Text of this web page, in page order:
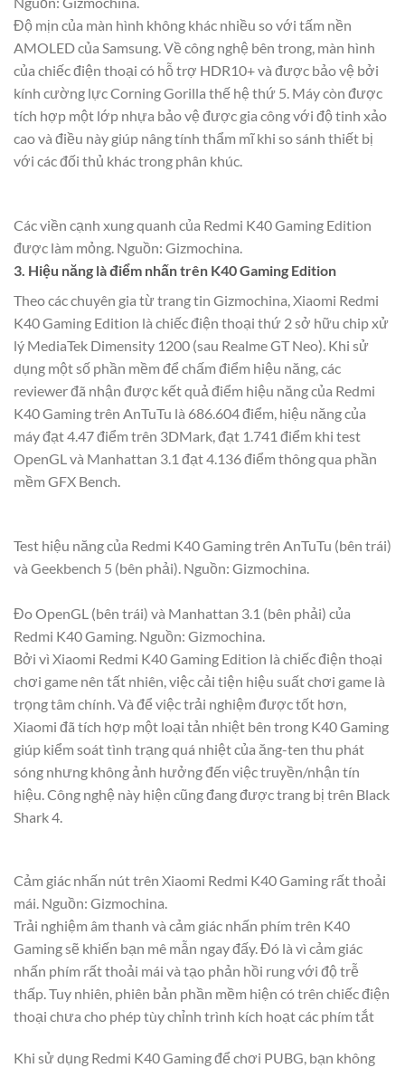
Độ mịn của màn hình không khác nhiều so với tấm nền
AMOLED của Samsung. Về công nghệ bên trong, màn hình
của chiếc điện thoại có hỗ trợ HDR10+ và được bảo vệ bởi
kính cường lực Corning Gorilla thế hệ thứ 5. Máy còn được
tích hợp một lớp nhựa bảo vệ được gia công với độ tinh xảo
cao và điều này giúp nâng tính thẩm mĩ khi so sánh thiết bị
với các đối thủ khác trong phân khúc.
Các viền cạnh xung quanh của Redmi K40 Gaming Edition
được làm mỏng. Nguồn: Gizmochina.
3. Hiệu năng là điểm nhấn trên K40 Gaming Edition
Theo các chuyên gia từ trang tin Gizmochina, Xiaomi Redmi
K40 Gaming Edition là chiếc điện thoại thứ 2 sở hữu chip xử
lý MediaTek Dimensity 1200 (sau Realme GT Neo). Khi sử
dụng một số phần mềm để chấm điểm hiệu năng, các
reviewer đã nhận được kết quả điểm hiệu năng của Redmi
K40 Gaming trên AnTuTu là 686.604 điểm, hiệu năng của
máy đạt 4.47 điểm trên 3DMark, đạt 1.741 điểm khi test
OpenGL và Manhattan 3.1 đạt 4.136 điểm thông qua phần
mềm GFX Bench.
Test hiệu năng của Redmi K40 Gaming trên AnTuTu (bên trái)
và Geekbench 5 (bên phải). Nguồn: Gizmochina.
Đo OpenGL (bên trái) và Manhattan 3.1 (bên phải) của
Redmi K40 Gaming. Nguồn: Gizmochina.
Bởi vì Xiaomi Redmi K40 Gaming Edition là chiếc điện thoại
chơi game nên tất nhiên, việc cải tiện hiệu suất chơi game là
trọng tâm chính. Và để việc trải nghiệm được tốt hơn,
Xiaomi đã tích hợp một loại tản nhiệt bên trong K40 Gaming
giúp kiểm soát tình trạng quá nhiệt của ăng-ten thu phát
sóng nhưng không ảnh hưởng đến việc truyền/nhận tín
hiệu. Công nghệ này hiện cũng đang được trang bị trên Black
Shark 4.
Cảm giác nhấn nút trên Xiaomi Redmi K40 Gaming rất thoải
mái. Nguồn: Gizmochina.
Trải nghiệm âm thanh và cảm giác nhấn phím trên K40
Gaming sẽ khiến bạn mê mẫn ngay đấy. Đó là vì cảm giác
nhấn phím rất thoải mái và tạo phản hồi rung với độ trễ
thấp. Tuy nhiên, phiên bản phần mềm hiện có trên chiếc điện
thoại chưa cho phép tùy chỉnh trình kích hoạt các phím tắt
Khi sử dụng Redmi K40 Gaming để chơi PUBG, bạn không